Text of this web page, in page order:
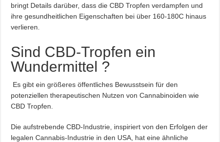
bringt Details darüber, dass die CBD Tropfen verdampfen und
ihre gesundheitlichen Eigenschaften bei über 160-180C hinaus
verlieren.
Sind CBD-Tropfen ein
Wundermittel ?
Es gibt ein größeres öffentliches Bewusstsein für den
potenziellen therapeutischen Nutzen von Cannabinoiden wie
CBD Tropfen.
Die aufstrebende CBD-Industrie, inspiriert von den Erfolgen der
legalen Cannabis-Industrie in den USA, hat eine ähnliche